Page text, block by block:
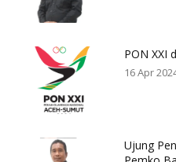
PON XXI
16 Apr
Ujung